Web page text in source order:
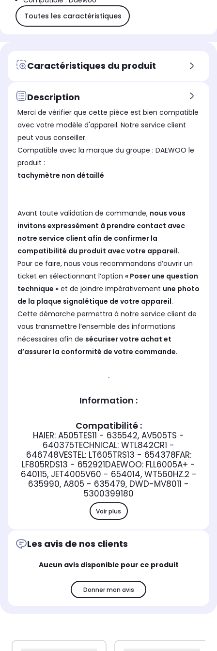
Toutes les caractéristiques
Caractéristiques du produit
Description
Merci de vérifier que cette pièce est bien compatible
avec votre modèle d'appareil. Notre service client
peut vous conseiller.
Compatible avec la marque du groupe : DAEWOO le
produit :
tachymètre non détaillé
Avant toute validation de commande, nous vous
invitons expressément à prendre contact avec
notre service client afin de confirmer la
compatibilité du produit avec votre appareil.
Pour ce faire, nous vous recommandons d’ouvrir un
ticket en sélectionnant l’option « Poser une question
technique » et de joindre impérativement une photo
de la plaque signalétique de votre appareil.
Cette démarche permettra à notre service client de
vous transmettre l’ensemble des informations
nécessaires afin de sécuriser votre achat et
d’assurer la conformité de votre commande.
.
Information :
Compatibilité :
HAIER: A505TES11 - 635542, AV505TS -
640375TECHNICAL: WTL842CR1 -
646748VESTEL: LT605TRS13 - 654378FAR:
LF805RDS13 - 652921DAEWOO: FLL6005A+ -
640115, JET4005V60 - 654014, WT560HZ.2 -
635990, A805 - 635479, DWD-MV8011 -
5300399180
Voir plus
Les avis de nos clients
Aucun avis disponible pour ce produit
Donner mon avis